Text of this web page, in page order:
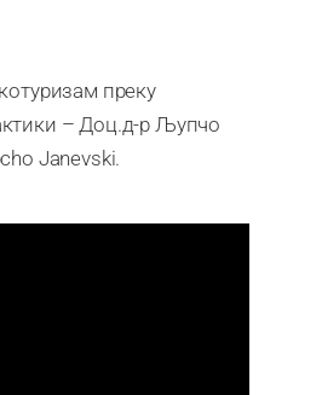
преку
– Доц.д-р Љупчо
Janevski.